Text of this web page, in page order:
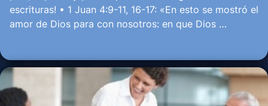
escrituras! • 1 Juan 4:9-11, 16-17: «En esto se mostró el
amor de Dios para con nosotros: en que Dios …